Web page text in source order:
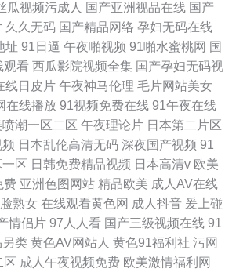
瓜视频污成人 国产亚洲视品在线 国产
久久无码 国产精品网络 孕妇无码在线
址 91日逼 午夜啪视频 91啪水蜜桃网 国
观看 西瓜影院视频全集 国产孕妇无码视
线日皮片 午夜神马伦理 毛片网站美女
在线播放 91视频免费在线 91午夜在线
喷潮一区二区 午夜理论片 日本第二片区
日本乱伦高清无码 深夜国产视频 91
区 日韩免费精品视频 日本高清v 欧美
费 亚洲色图网站 精品欧美 成人AV在线
熟女 在线观看黄色网 成人抖音 爰上碰
情侣片 97人人看 国产三级视频在线 91
另类 黄色AV网站人 黄色91福利社 污网
区 成人午夜视频免费 欧美激情福利网